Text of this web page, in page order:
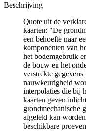
Beschrijving
Quote uit de
kaarten: "De
een behoefte naar
komponenten van
het bodemgebruik
de bouw en het
verstrekte gegevens
nauwkeurigheid
interpolaties die bij
kaarten geven
grondmechanische
afgeleid kan
beschikbare